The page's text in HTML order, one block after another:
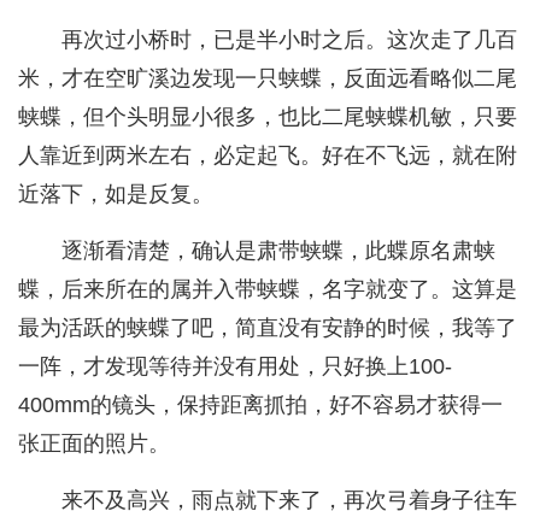
再次过小桥时，已是半小时之后。这次走了几百
米，才在空旷溪边发现一只蛱蝶，反面远看略似二尾
蛱蝶，但个头明显小很多，也比二尾蛱蝶机敏，只要
人靠近到两米左右，必定起飞。好在不飞远，就在附
近落下，如是反复。
逐渐看清楚，确认是肃带蛱蝶，此蝶原名肃蛱
蝶，后来所在的属并入带蛱蝶，名字就变了。这算是
最为活跃的蛱蝶了吧，简直没有安静的时候，我等了
一阵，才发现等待并没有用处，只好换上100-
400mm的镜头，保持距离抓拍，好不容易才获得一
张正面的照片。
来不及高兴，雨点就下来了，再次弓着身子往车